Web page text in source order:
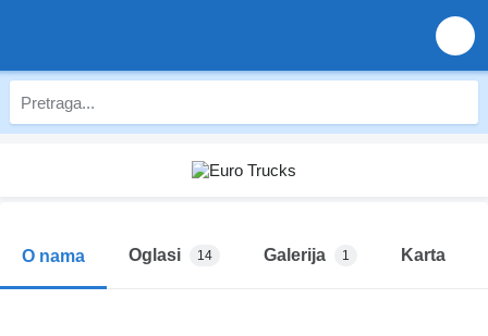
O nama Oglasi 14 Galerija 1 Karta